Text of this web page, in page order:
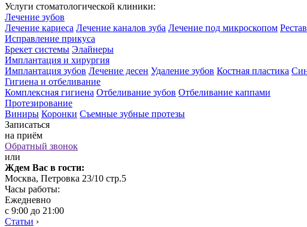
Услуги стоматологической клиники:
Лечение зубов
Лечение кариеса Лечение каналов зуба Лечение под микроскопом
Исправление прикуса
Брекет системы Элайнеры
Имплантация и хирургия
Имплантация зубов Лечение десен Удаление зубов Костная пластика
Гигиена и отбеливание
Комплексная гигиена Отбеливание зубов Отбеливание каппами
Протезирование
Виниры Коронки Съемные зубные протезы
Записаться
на приём
Обратный звонок
или
Ждем Вас в гости:
Москва, Петровка 23/10 стр.5
Часы работы:
Ежедневно
с 9:00 до 21:00
Статьи ›